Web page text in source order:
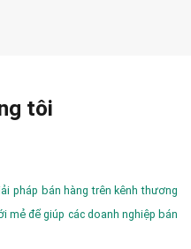
tôi
pháp bán hàng trên kênh thương
mẻ để giúp các doanh nghiệp bán